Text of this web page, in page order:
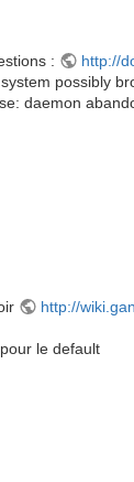
:
http://
possibly
daemon
http://
le default